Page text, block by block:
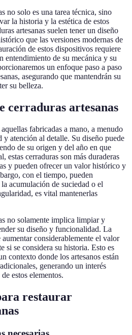
no solo es una tarea técnica, sino
la historia y la estética de estos
artesanas suelen tener un diseño
que las versiones modernas de
de estos dispositivos requiere
entendimiento de su mecánica y su
un enfoque paso a paso
asegurando que mantendrán su
su belleza.
cerraduras artesanas
fabricadas a mano, a menudo
y atención al detalle. Su diseño puede
de su origen y del año en que
estas cerraduras son más duraderas
y pueden ofrecer un valor histórico y
con el tiempo, pueden
acumulación de suciedad o el
es vital mantenerlas
no solamente implica limpiar y
su diseño y funcionalidad. La
aumentar considerablemente el valor
si se considera su historia. Esto es
contexto donde los artesanos están
generando un interés
estos elementos.
restaurar